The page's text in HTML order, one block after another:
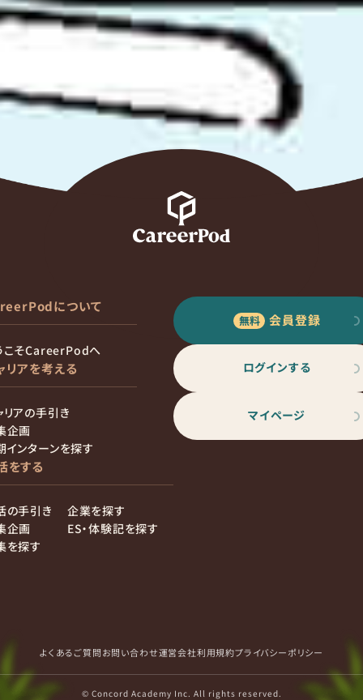
について
こそCareerPodへ
リアを考える
リアの手引き
企画
インターンを探す
をする
の手引き
企画
を探す
企業を探す
ES・体験記を探す
会員登録
ログインする
マイページ
よくあるご質問お問い合わせ運営会社利用規約プライバシーポリシー
© Concord Academy Inc. All rights reserved.